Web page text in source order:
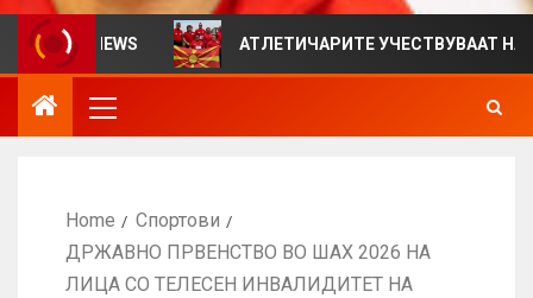
VIEWS АТЛЕТИЧАРИТЕ УЧЕСТВУВААТ НА
Home
Спортови
ДРЖАВНО ПРВЕНСТВО ВО ШАХ 2026 НА
ЛИЦА СО ТЕЛЕСЕН ИНВАЛИДИТЕТ НА